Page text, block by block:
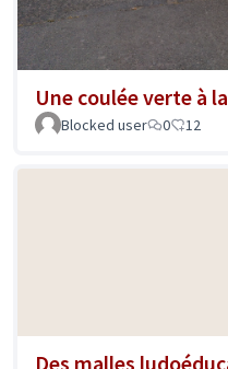
Une coulée verte à
Blocked user
0 12
Des malles